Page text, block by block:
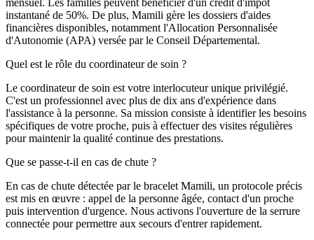
instantané de 50%. De plus, Mamili gère les dossiers d'aides
financières disponibles, notamment l'Allocation Personnalisée
d'Autonomie (APA) versée par le Conseil Départemental.
Quel est le rôle du coordinateur de soin ?
Le coordinateur de soin est votre interlocuteur unique privilégié.
C'est un professionnel avec plus de dix ans d'expérience dans
l'assistance à la personne. Sa mission consiste à identifier les besoins
spécifiques de votre proche, puis à effectuer des visites régulières
pour maintenir la qualité continue des prestations.
Que se passe-t-il en cas de chute ?
En cas de chute détectée par le bracelet Mamili, un protocole précis
est mis en œuvre : appel de la personne âgée, contact d'un proche
puis intervention d'urgence. Nous activons l'ouverture de la serrure
connectée pour permettre aux secours d'entrer rapidement.